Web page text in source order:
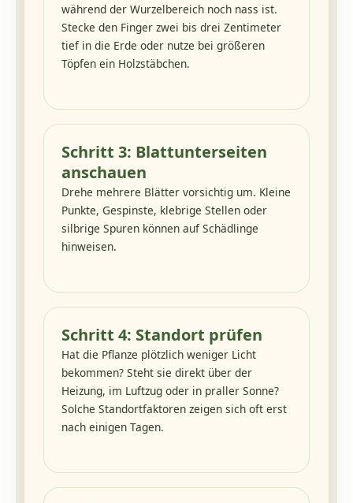
während der Wurzelbereich noch nass ist.
Stecke den Finger zwei bis drei Zentimeter
tief in die Erde oder nutze bei größeren
Töpfen ein Holzstäbchen.
Schritt 3: Blattunterseiten
anschauen
Drehe mehrere Blätter vorsichtig um. Kleine
Punkte, Gespinste, klebrige Stellen oder
silbrige Spuren können auf Schädlinge
hinweisen.
Schritt 4: Standort prüfen
Hat die Pflanze plötzlich weniger Licht
bekommen? Steht sie direkt über der
Heizung, im Luftzug oder in praller Sonne?
Solche Standortfaktoren zeigen sich oft erst
nach einigen Tagen.